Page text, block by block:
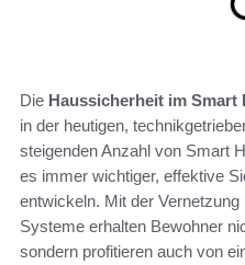
Die Haussicherheit im Smart
in der heutigen,
steigenden Anzahl von Smart
es immer wichtiger, effektive
entwickeln. Mit der
Systeme erhalten Bewohner
sondern profitieren auch von